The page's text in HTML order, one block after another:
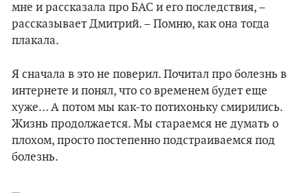
мне и рассказала про БАС и его последствия, –
рассказывает Дмитрий. – Помню, как она тогда
плакала.
Я сначала в это не поверил. Почитал про болезнь в
интернете и понял, что со временем будет еще
хуже… А потом мы как-то потихоньку смирились.
Жизнь продолжается. Мы стараемся не думать о
плохом, просто постепенно подстраиваемся под
болезнь.